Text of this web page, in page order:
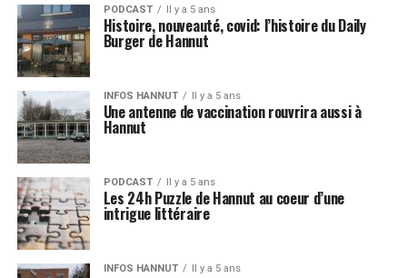
PODCAST Il y a 5 ans
Histoire, nouveauté, covid: l’histoire du Daily
Burger de Hannut
INFOS HANNUT Il y a 5 ans
Une antenne de vaccination rouvrira aussi à
Hannut
PODCAST Il y a 5 ans
Les 24h Puzzle de Hannut au coeur d’une
intrigue littéraire
INFOS HANNUT Il y a 5 ans